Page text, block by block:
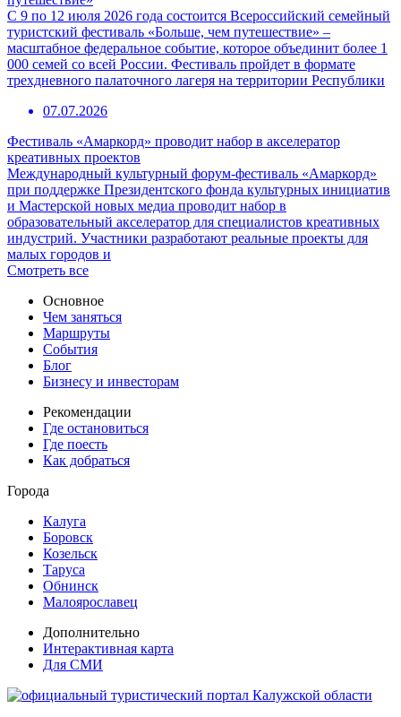
С 9 по 12 июля 2026 года состоится Всероссийский семейный
туристский фестиваль «Больше, чем путешествие» –
масштабное федеральное событие, которое объединит более 1
000 семей со всей России. Фестиваль пройдет в формате
трехдневного палаточного лагеря на территории Республики
07.07.2026
Фестиваль «Амаркорд» проводит набор в акселератор
креативных проектов
Международный культурный форум-фестиваль «Амаркорд»
при поддержке Президентского фонда культурных инициатив
и Мастерской новых медиа проводит набор в
образовательный акселератор для специалистов креативных
индустрий. Участники разработают реальные проекты для
малых городов и
Смотреть все
Основное
Чем заняться
Маршруты
События
Блог
Бизнесу и инвесторам
Рекомендации
Где остановиться
Где поесть
Как добраться
Города
Калуга
Боровск
Козельск
Таруса
Обнинск
Малоярославец
Дополнительно
Интерактивная карта
Для СМИ